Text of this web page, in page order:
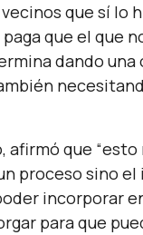
que sí lo
que el que
dando
afirmó que “esto
proceso sino el
incorporar
para que